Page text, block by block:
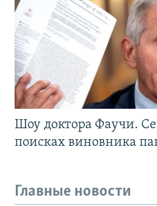
Шоу доктора Фаучи.
поисках виновника
Главные новости